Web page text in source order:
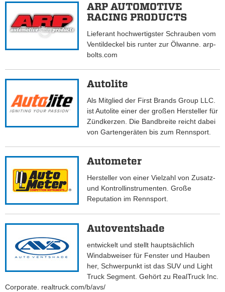
ARP AUTOMOTIVE
RACING PRODUCTS
Lieferant hochwertigster Schrauben vom
Ventildeckel bis runter zur Ölwanne. arp-
bolts.com
Autolite
Als Mitglied der First Brands Group LLC.
ist Autolite einer der großen Hersteller für
Zündkerzen. Die Bandbreite reicht dabei
von Gartengeräten bis zum Rennsport.
Autometer
Hersteller von einer Vielzahl von Zusatz-
und Kontrollinstrumenten. Große
Reputation im Rennsport.
Autoventshade
entwickelt und stellt hauptsächlich
Windabweiser für Fenster und Hauben
her, Schwerpunkt ist das SUV und Light
Truck Segment. Gehört zu RealTruck Inc.
Corporate. realtruck.com/b/avs/